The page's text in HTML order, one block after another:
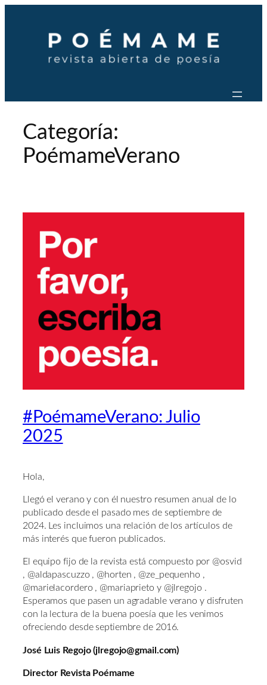
contenido
Categoría:
PoémameVerano
#PoémameVerano: Julio
2025
Hola,
Llegó el verano y con él nuestro resumen anual de lo
publicado desde el pasado mes de septiembre de
2024. Les incluimos una relación de los artículos de
más interés que fueron publicados.
El equipo fijo de la revista está compuesto por @osvid
, @aldapascuzzo , @horten , @ze_pequenho ,
@marielacordero , @mariaprieto y @jlregojo .
Esperamos que pasen un agradable verano y disfruten
con la lectura de la buena poesía que les venimos
ofreciendo desde septiembre de 2016.
José Luis Regojo (jlregojo@gmail.com)
Director Revista Poémame